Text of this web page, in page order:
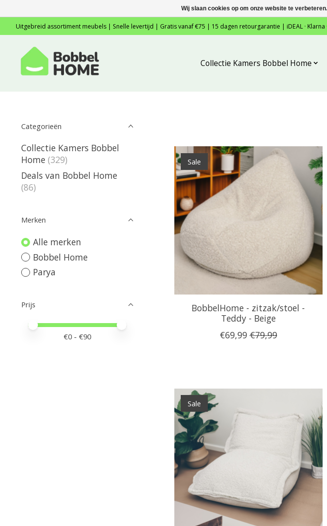
Uitgebreid assortiment meubels | Snelle levertijd | Gratis vanaf €75 | 15 dagen retourgarantie | iDEAL · Klarna
Collectie Kamers Bobbel Home
Categorieën
Collectie Kamers Bobbel
Home (329)
Deals van Bobbel Home
(86)
Merken
Alle merken
Bobbel Home
Parya
Prijs
Minimale prijswaarde
Price maximum value
€0 - €90
Sale
BobbelHome - zitzak/stoel -
Teddy - Beige
€69,99 €79,99
Sale
Wij slaan cookies op om onze website te